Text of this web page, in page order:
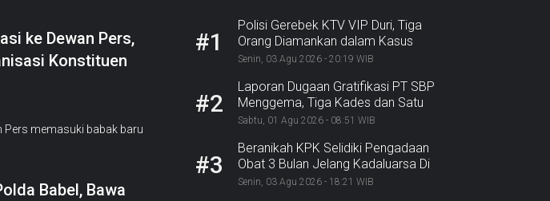
ke Dewan Pers,
Konstituen
Pers memasuki babak baru
Babel, Bawa
#1
Polisi Gerebek KTV VIP Duri, Tiga
Orang Diamankan dalam Kasus
Dugaan Ekstasi
Senin, 03 Agu 2026 - 20:19 WIB
#2
Laporan Dugaan Gratifikasi PT SBP
Menggema, Tiga Kades dan Satu
Lurah Inhu Diseret ke Kejaksaan
Sabtu, 01 Agu 2026 - 08:51 WIB
#3
Beranikah KPK Selidiki Pengadaan
Obat 3 Bulan Jelang Kadaluarsa Di
Dinkes Pekanbaru
Senin, 03 Agu 2026 - 18:21 WIB